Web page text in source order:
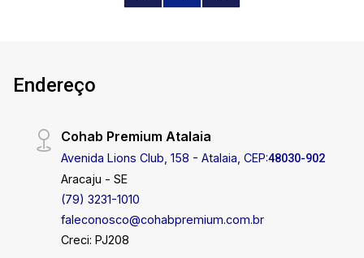
lavanderia , varanda . Depósito, Posição : norte
Área total : 371 m² Área construída : 511 m²
contato para saber mais detalhes.
Disponibilidade de visitas de segunda a sábado,
em horários flexíveis. COHAB PREMIUM
Endereço
Cohab Premium Atalaia
Avenida Lions Club, 158 - Atalaia, CEP:48030-902
Aracaju - SE
(79) 3231-1010
faleconosco@cohabpremium.com.br
Creci: PJ208